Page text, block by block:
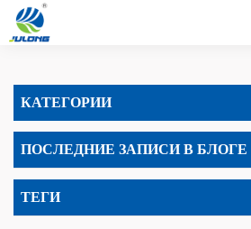
Français
КАТЕГОРИИ
ПОСЛЕДНИЕ ЗАПИСИ В БЛОГЕ
ТЕГИ